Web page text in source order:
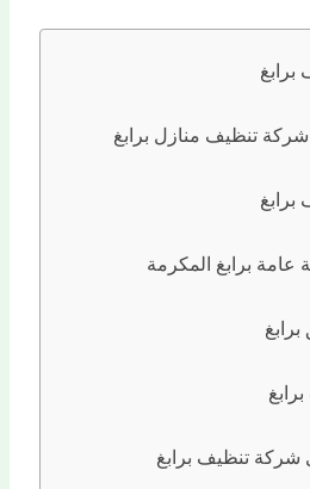
شركة تنظيف منازل برابغ
برابغ المكرمة
شركة تنظيف برابغ